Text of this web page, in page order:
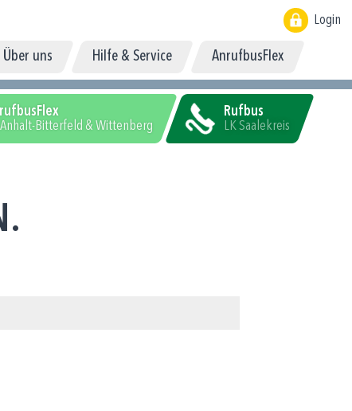
Login
Über uns Hilfe & Service AnrufbusFlex
Anhalt-Bitterfeld & Wittenberg
Rufbus
LK Saalekreis